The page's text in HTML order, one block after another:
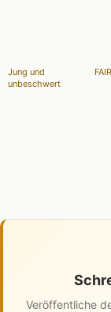
Jung und
unbeschwert
Veröffentliche